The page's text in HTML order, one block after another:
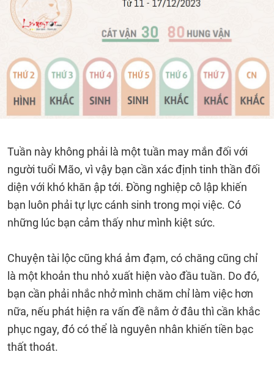
Tuần này không phải là một tuần may mắn đối với
người tuổi Mão, vì vậy bạn cần xác định tinh thần đối
diện với khó khăn ập tới. Đồng nghiệp cô lập khiến
bạn luôn phải tự lực cánh sinh trong mọi việc. Có
những lúc bạn cảm thấy như mình kiệt sức.
Chuyện tài lộc cũng khá ảm đạm, có chăng cũng chỉ
là một khoản thu nhỏ xuất hiện vào đầu tuần. Do đó,
bạn cần phải nhắc nhở mình chăm chỉ làm việc hơn
nữa, nếu phát hiện ra vấn đề nằm ở đâu thì cần khắc
phục ngay, đó có thể là nguyên nhân khiến tiền bạc
thất thoát.